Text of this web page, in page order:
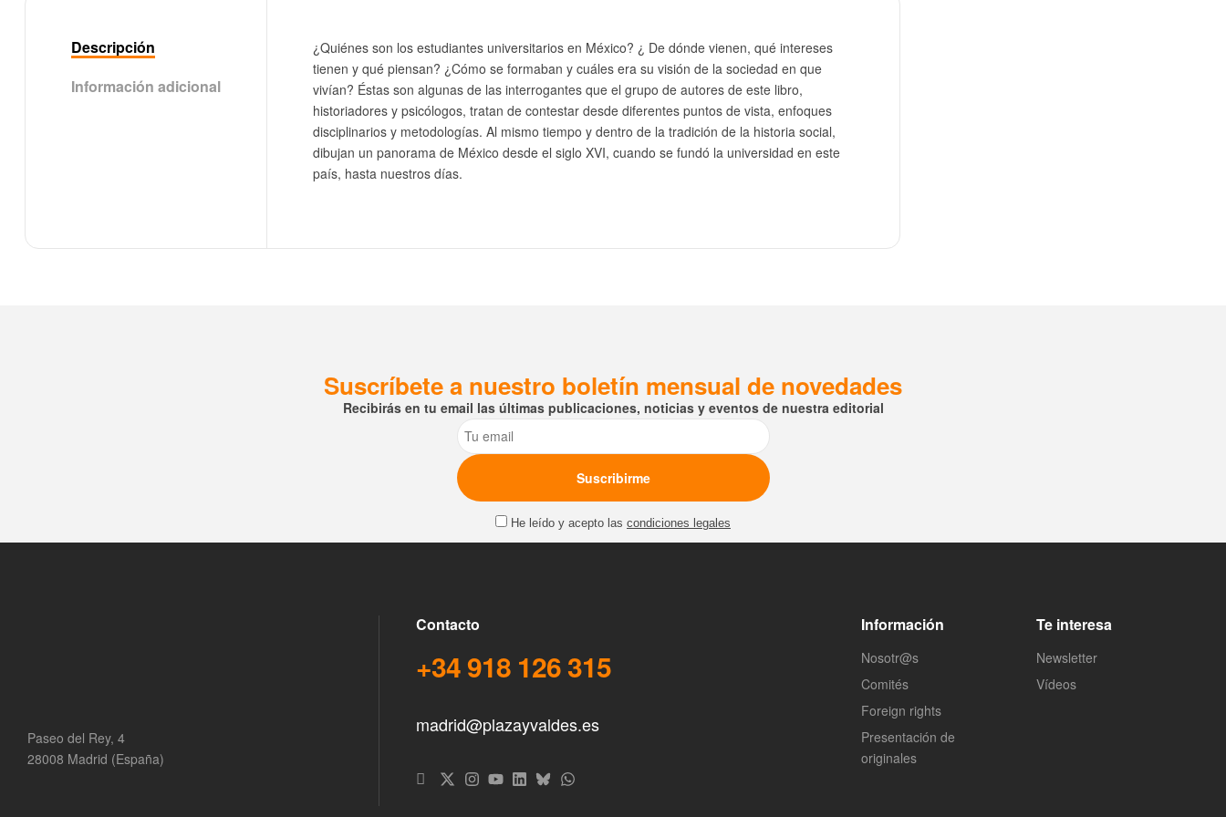
Descripción
Información adicional
¿Quiénes son los estudiantes universitarios en México? ¿ De dónde vienen, qué intereses
tienen y qué piensan? ¿Cómo se formaban y cuáles era su visión de la sociedad en que
vivían? Éstas son algunas de las interrogantes que el grupo de autores de este libro,
historiadores y psicólogos, tratan de contestar desde diferentes puntos de vista, enfoques
disciplinarios y metodologías. Al mismo tiempo y dentro de la tradición de la historia social,
dibujan un panorama de México desde el siglo XVI, cuando se fundó la universidad en este
país, hasta nuestros días.
Suscríbete a nuestro boletín mensual de novedades
Recibirás en tu email las últimas publicaciones, noticias y eventos de nuestra editorial
Email
He leído y acepto las condiciones legales
Paseo del Rey, 4
28008 Madrid (España)
Contacto
+34 918 126 315
madrid@plazayvaldes.es
Información
Nosotr@s
Comités
Foreign rights
Presentación de
originales
Te interesa
Newsletter
Vídeos